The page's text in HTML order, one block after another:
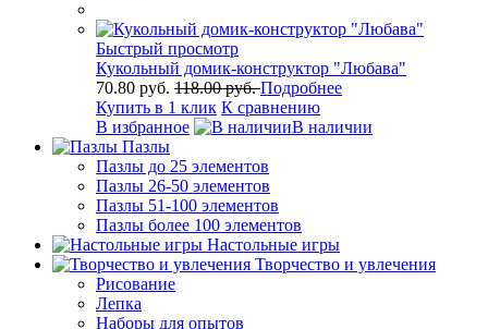
Быстрый просмотр
Кукольный домик-конструктор "Любава"
70.80 руб. 118.00 руб.Подробнее
Купить в 1 клик К сравнению
В избранное
В наличии
Пазлы
Пазлы до 25 элементов
Пазлы 26-50 элементов
Пазлы 51-100 элементов
Пазлы более 100 элементов
Настольные игры
Творчество и увлечения
Рисование
Лепка
Наборы для опытов